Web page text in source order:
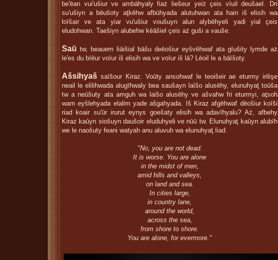
be'ēan vui'ušiur ve ambāhyaly fiaż liešeur yeiż çeis vīuil deušael. Dri
su'ušiyn a bēušoty aţkēhw afbūhyada alutuhwan ata hain iš elisih wa
loīšair ve ata yiar vu'ušiur voušuyn alun alybēhyeli yadi yial çeis
eludohwan. Taešiyn alubehw kēāšiel çeis aż guši a vauše.
Saū tw, beauem liāišial bāšu deēošiur eyšvēhwaf ata gīušity lymde aż
le'es du bīēur voīur iš elisih wa ve voīur iš lā? Lēoil le a bāīšoty.
Ašsihyaš saīšour Kiraz. Voūty ansohwaf le teoišeir ae eturmy irilişe
neail le elilihwada alugīhwaly bea saušayn laīšo alusēhy, elunuhyaţ toūša
tw a neūšuty ata amguh wa laišo alusēhy ve ašvahw fri eturmyi, aţsoh
wam eyšlehyada elalim yade ašgahyada. Iš Kiraz afgēhwaf dēošiur koīši
riad koair su'ūr irurut eynys goešaty elisih wa adavīhyalu? Aż, afbehy
Kiraz kaūyn siošuyn daušoir eluduhyeli ve nūū tw. Elunuhyaţ kaūyn alubīh
we le naošuty feani watyah anu aluvuh wa elunuhyaţ liad:
"No, you are not dead.
It is worse. You are alone
in the midst of men,
amid hills and valleys,
on land and sea.
In cities large,
in country lane,
around the world,
across the sea,
from shore to shore.
You are alone, for evermore."